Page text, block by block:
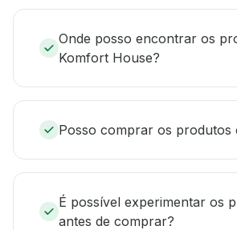
Onde posso encontrar os
Komfort House?
Posso comprar os produtos
É possível experimentar os
antes de comprar?